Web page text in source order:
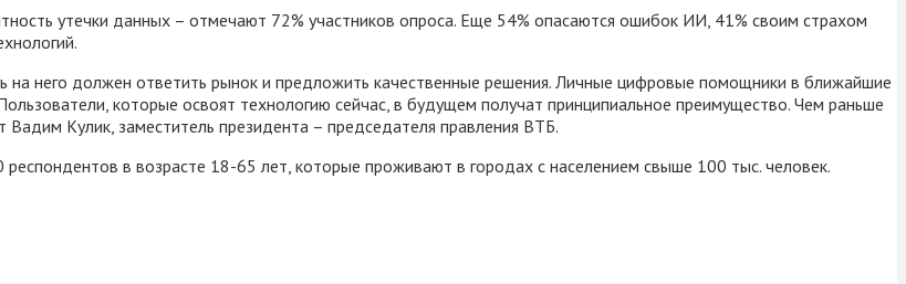
утечки данных – отмечают 72% участников опроса. Еще 54% опасаются ошибок ИИ, 41% своим страхом
на него должен ответить рынок и предложить качественные решения. Личные цифровые помощники в ближайшие
которые освоят технологию сейчас, в будущем получат принципиальное преимущество. Чем раньше
Кулик, заместитель президента – председателя правления ВТБ.
в возрасте 18-65 лет, которые проживают в городах с населением свыше 100 тыс. человек.